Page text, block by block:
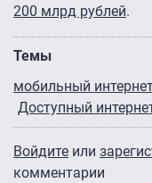
200 млрд рублей.
Темы
мобильный
Доступный
Войдите или
комментарии